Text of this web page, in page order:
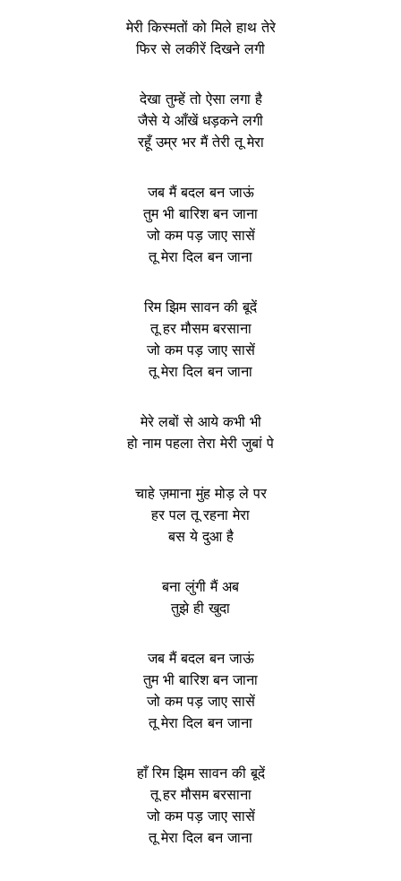
मेरी किस्मतों को मिले हाथ तेरे
फिर से लकीरें दिखने लगी
देखा तुम्हें तो ऐसा लगा है
जैसे ये आँखें धड़कने लगी
रहूँ उम्र भर मैं तेरी तू मेरा
जब मैं बदल बन जाऊं
तुम भी बारिश बन जाना
जो कम पड़ जाए सासें
तू मेरा दिल बन जाना
रिम झिम सावन की बूदें
तू हर मौसम बरसाना
जो कम पड़ जाए सासें
तू मेरा दिल बन जाना
मेरे लबों से आये कभी भी
हो नाम पहला तेरा मेरी जुबां पे
चाहे ज़माना मुंह मोड़ ले पर
हर पल तू रहना मेरा
बस ये दुआ है
बना लुंगी मैं अब
तुझे ही खुदा
जब मैं बदल बन जाऊं
तुम भी बारिश बन जाना
जो कम पड़ जाए सासें
तू मेरा दिल बन जाना
हाँ रिम झिम सावन की बूदें
तू हर मौसम बरसाना
जो कम पड़ जाए सासें
तू मेरा दिल बन जाना